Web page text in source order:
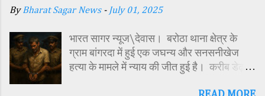
विशिष्ट अतिथि शासकीय पॉलिटेक्निक कॉलेज
अध्यक्ष एवं भाजपा जिला अध्यक्ष रायसिंह सेंधव,
स्वास्थ विभाग जिला कार्यक्रम प्रबंधक कामाक्षी दुबे,
स्वास्थ विभाग सहायक कार्यक्रम प्रबंधक स्वीटी
ByBharat Sagar News - July 01, 2025
भारत सागर न्यूज\देवास। बरोठा थाना क्षेत्र के
ग्राम बांगरदा में हुई एक जघन्य और सनसनीखेज
हत्या के मामले में न्याय की जीत हुई है। करीब डेढ़